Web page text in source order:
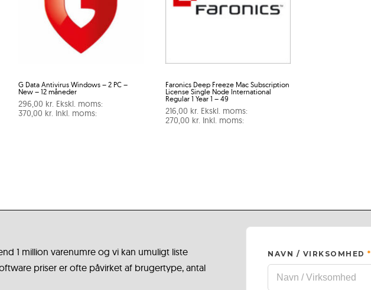
G Data Antivirus Windows – 2 PC –
New – 12 måneder
296,00 kr. Ekskl. moms:
370,00 kr. Inkl. moms:
Faronics Deep Freeze Mac Subscription
License Single Node International
Regular 1 Year 1 – 49
216,00 kr. Ekskl. moms:
270,00 kr. Inkl. moms:
1 million varenumre og vi kan umuligt liste
priser er ofte påvirket af brugertype, antal
NAVN / VIRKSOMHED*